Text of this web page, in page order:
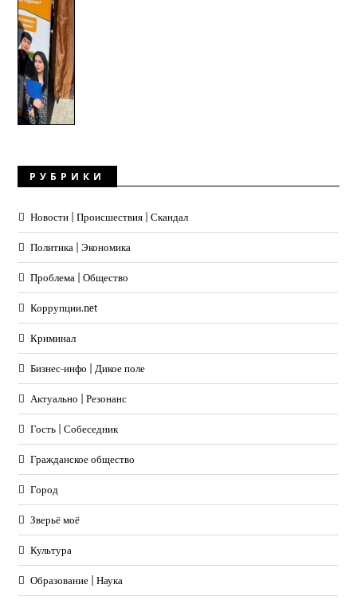
РУБРИКИ
Новости | Происшествия | Скандал
Политика | Экономика
Проблема | Общество
Коррупции.net
Криминал
Бизнес-инфо | Дикое поле
Актуально | Резонанс
Гость | Собеседник
Гражданское общество
Город
Зверьё моё
Культура
Образование | Наука